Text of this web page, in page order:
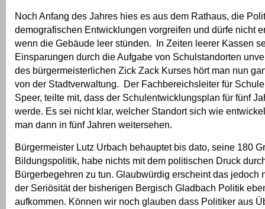
Noch Anfang des Jahres hies es aus dem Rathaus, die
demografischen Entwicklungen vorgreifen und dürfe nicht
wenn die Gebäude leer stünden. In Zeiten leerer Kassen
Einsparungen durch die Aufgabe von Schulstandorten
des bürgermeisterlichen Zick Zack Kurses hört man nun
von der Stadtverwaltung. Der Fachbereichsleiter für
Speer, teilte mit, dass der Schulentwicklungsplan für fünf
werde. Es sei nicht klar, welcher Standort sich wie
man dann in fünf Jahren weitersehen.
Bürgermeister Lutz Urbach behauptet bis dato, seine 180
Bildungspolitik, habe nichts mit dem politischen Druck
Bürgerbegehren zu tun. Glaubwürdig erscheint das jedoch
der Seriösität der bisherigen Bergisch Gladbach Politik
aufkommen. Können wir noch glauben dass Politiker aus